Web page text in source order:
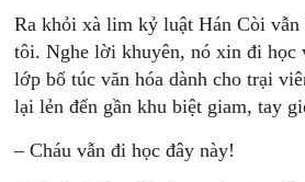
Ra khỏi xà lim kỷ luật Hán Còi
tôi. Nghe lời khuyên, nó xin đi học
lớp bổ túc văn hóa dành cho trại
lại lẻn đến gần khu biệt giam, tay
– Cháu vẫn đi học đây này!